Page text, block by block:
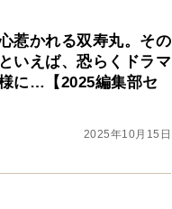
惹かれる双寿丸。その
いえば、恐らくドラマ
に…【2025編集部セ
2025年10月15日